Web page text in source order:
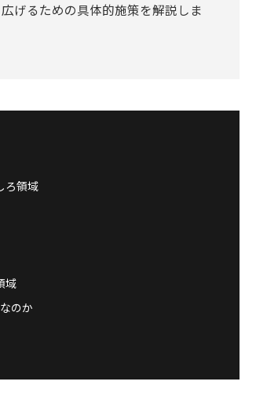
げるための具体的施策を解説しま
ろ領域
域
のか